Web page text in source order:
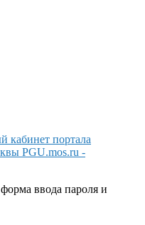
кабинет портала
PGU.mos.ru -
ввода пароля и